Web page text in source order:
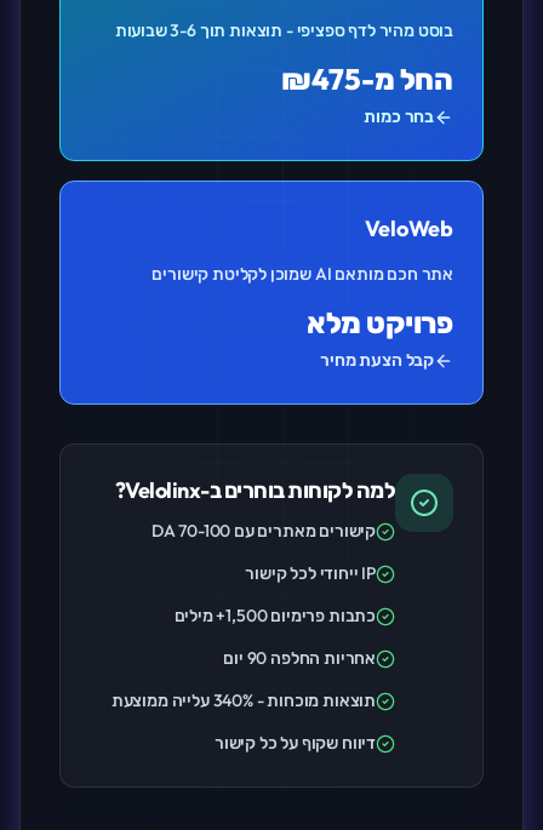
בוסט מהיר לדף ספציפי - תוצאות תוך 3-6 שבועות
החל מ-₪475
בחר כמות
VeloWeb
אתר חכם מותאם AI שמוכן לקליטת קישורים
פרויקט מלא
קבל הצעת מחיר
למה לקוחות בוחרים ב-Velolinx?
קישורים מאתרים עם DA 70-100
IP ייחודי לכל קישור
כתבות פרימיום 1,500+ מילים
אחריות החלפה 90 יום
תוצאות מוכחות - 340% עלייה ממוצעת
דיווח שקוף על כל קישור